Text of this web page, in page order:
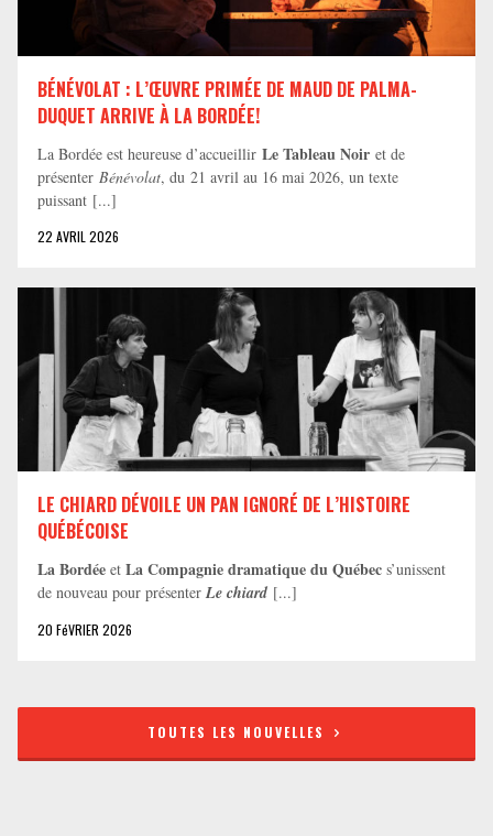
BÉNÉVOLAT : L’ŒUVRE PRIMÉE DE MAUD DE PALMA-
DUQUET ARRIVE À LA BORDÉE!
La Bordée est heureuse d’accueillir Le Tableau Noir et de
présenter Bénévolat, du 21 avril au 16 mai 2026, un texte
puissant [...]
22 AVRIL 2026
LE CHIARD DÉVOILE UN PAN IGNORÉ DE L’HISTOIRE
QUÉBÉCOISE
La Bordée et La Compagnie dramatique du Québec s’unissent
de nouveau pour présenter Le chiard [...]
20 FéVRIER 2026
TOUTES LES NOUVELLES